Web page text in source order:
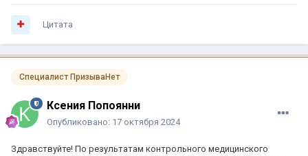
Цитата
Специалист ПризываНет
Ксения Попоянни
Опубликовано: 17 октября 2024
Здравствуйте! По результатам контрольного медицинского